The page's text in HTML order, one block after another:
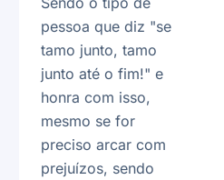
pessoa que diz "se
tamo junto, tamo
junto até o fim!" e
honra com isso,
mesmo se for
preciso arcar com
prejuízos, sendo